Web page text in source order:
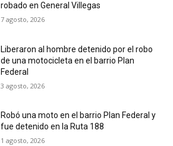
robado en General Villegas
7 agosto, 2026
Liberaron al hombre detenido por el robo
de una motocicleta en el barrio Plan
Federal
3 agosto, 2026
Robó una moto en el barrio Plan Federal y
fue detenido en la Ruta 188
1 agosto, 2026